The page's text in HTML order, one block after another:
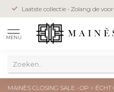
Laatste collectie • Zolang de
MENU
MAINÈS CLOSING SALE • OP =